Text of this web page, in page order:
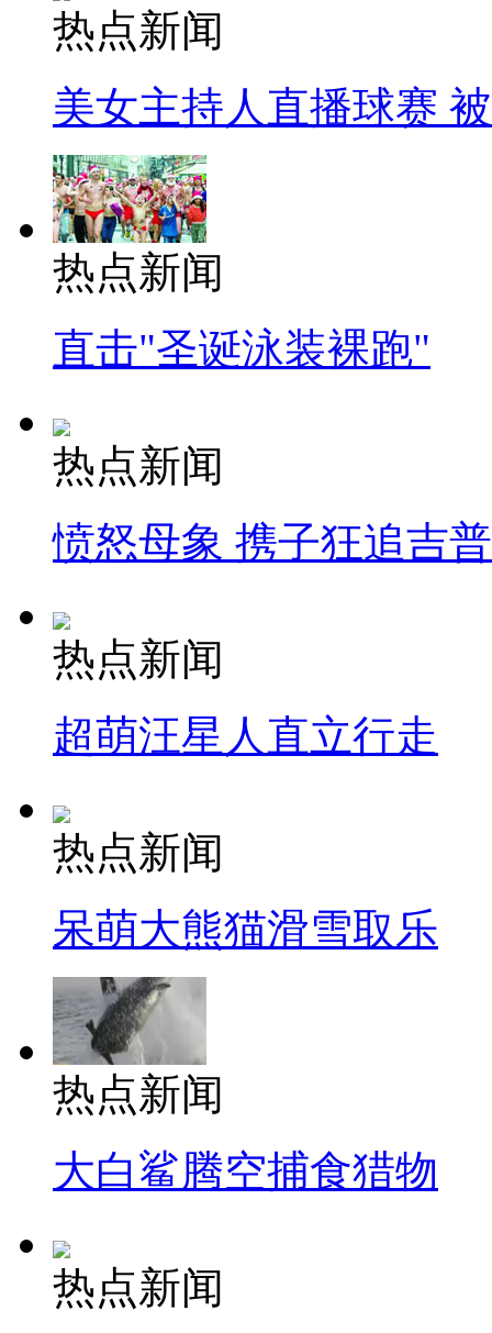
热点新闻
美女主持人直播球赛
热点新闻
直击"圣诞泳装裸跑"
热点新闻
愤怒母象 携子狂追吉
热点新闻
超萌汪星人直立行走
热点新闻
呆萌大熊猫滑雪取乐
热点新闻
大白鲨腾空捕食猎物
热点新闻